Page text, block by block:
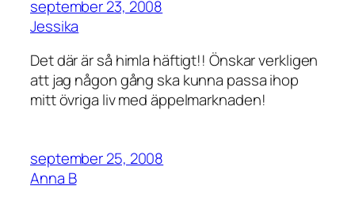
september 23, 2008
Jessika
Det där är så himla häftigt!! Önskar verkligen
att jag någon gång ska kunna passa ihop
mitt övriga liv med äppelmarknaden!
september 25, 2008
Anna B